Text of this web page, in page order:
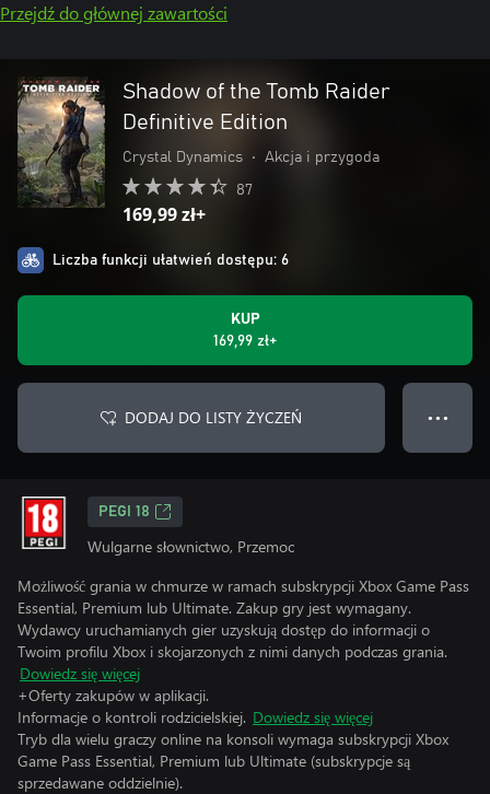
Przejdź do głównej zawartości
Shadow of the Tomb Raider
Definitive Edition
Crystal Dynamics • Akcja i przygoda
87
169,99 zł+
Liczba funkcji ułatwień dostępu: 6
KUP
169,99 zł+
DODAJ DO LISTY ŻYCZEŃ ● ● ●
PEGI 18
Wulgarne słownictwo, Przemoc
Możliwość grania w chmurze w ramach subskrypcji Xbox Game Pass
Essential, Premium lub Ultimate. Zakup gry jest wymagany.
Wydawcy uruchamianych gier uzyskują dostęp do informacji o
Twoim profilu Xbox i skojarzonych z nimi danych podczas grania.
Dowiedz się więcej
+Oferty zakupów w aplikacji.
Informacje o kontroli rodzicielskiej. Dowiedz się więcej
Tryb dla wielu graczy online na konsoli wymaga subskrypcji Xbox
Game Pass Essential, Premium lub Ultimate (subskrypcje są
sprzedawane oddzielnie).